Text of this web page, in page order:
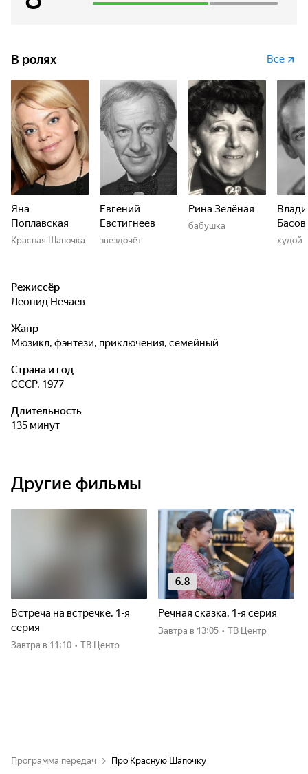
В ролях Все
Яна
Поплавская
Красная Шапочка
Евгений
Евстигнеев
звездочёт
Рина Зелёная
бабушка
Басов
худой
Режиссёр
Леонид Нечаев
Жанр
мюзикл, фэнтези, приключения, семейный
Страна и год
СССР, 1977
Длительность
135 минут
Другие фильмы
Встреча на встречке. 1-я
серия
Завтра в 11:10 • ТВ Центр
6.8
Речная сказка. 1-я серия
Завтра в 13:05 • ТВ Центр
Программа передач Про Красную Шапочку